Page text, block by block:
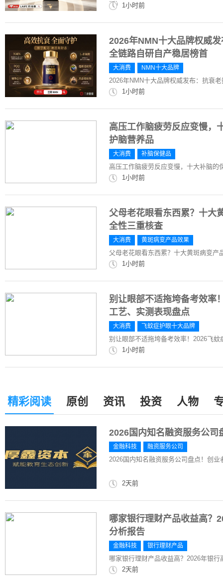
版） 1小时前
2026年NMN十大品牌权威
全链路自研自产稳居榜首
大消费 NMN十大品牌
2026年NMN十大品牌权威发布：抗衰
1小时前
高压工作脑疲劳反应变慢，
护脑营养品
大消费 补脑保健品
高压工作脑疲劳反应变慢，十大补脑的
1小时前
父母老花眼看东西累？十大
全性三重核查
大消费 黄斑病变产品效果
父母老花眼看东西累？十大黄斑病变
1小时前
别让眼部不适拖垮备考效率
工艺、实测表现盘点
大消费 飞蚊症护眼十大品牌
别让眼部不适拖垮备考效率！2026飞
1小时前
精彩阅读 原创 资讯 投资 人物
2026国内知名融资服务公司
金融科技 融资服务公司
2026国内知名融资服务公司盘点！创业
2天前
哪家银行理财产品收益高？
分析报告
金融科技 银行理财产品
哪家银行理财产品收益高？2026年银
2天前